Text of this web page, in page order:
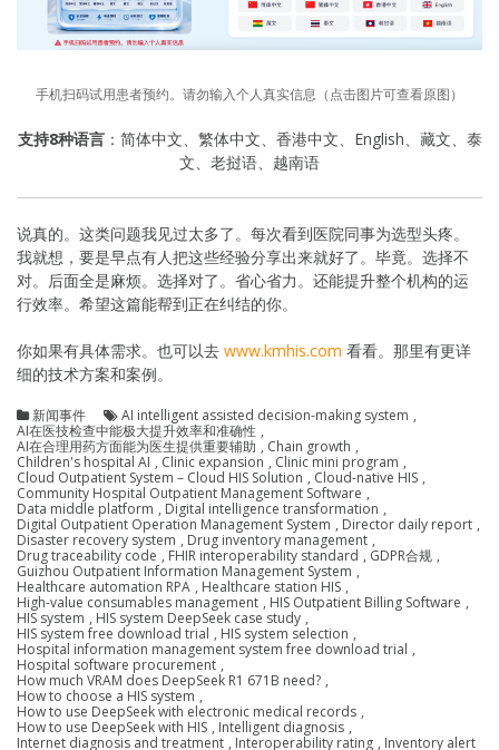
手机扫码试用患者预约。请勿输入个人真实信息（点击图片可查看原图）
支持8种语言：简体中文、繁体中文、香港中文、English、藏文、泰
文、老挝语、越南语
说真的。这类问题我见过太多了。每次看到医院同事为选型头疼。
我就想，要是早点有人把这些经验分享出来就好了。毕竟。选择不
对。后面全是麻烦。选择对了。省心省力。还能提升整个机构的运
行效率。希望这篇能帮到正在纠结的你。
你如果有具体需求。也可以去 www.kmhis.com 看看。那里有更详
细的技术方案和案例。
新闻事件 AI intelligent assisted decision-making system ,
AI在医技检查中能极大提升效率和准确性 ,
AI在合理用药方面能为医生提供重要辅助 , Chain growth ,
Children's hospital AI , Clinic expansion , Clinic mini program ,
Cloud Outpatient System – Cloud HIS Solution , Cloud-native HIS ,
Community Hospital Outpatient Management Software ,
Data middle platform , Digital intelligence transformation ,
Digital Outpatient Operation Management System , Director daily report ,
Disaster recovery system , Drug inventory management ,
Drug traceability code , FHIR interoperability standard , GDPR合规 ,
Guizhou Outpatient Information Management System ,
Healthcare automation RPA , Healthcare station HIS ,
High-value consumables management , HIS Outpatient Billing Software ,
HIS system , HIS system DeepSeek case study ,
HIS system free download trial , HIS system selection ,
Hospital information management system free download trial ,
Hospital software procurement ,
How much VRAM does DeepSeek R1 671B need? ,
How to choose a HIS system ,
How to use DeepSeek with electronic medical records ,
How to use DeepSeek with HIS , Intelligent diagnosis ,
Internet diagnosis and treatment , Interoperability rating , Inventory alert